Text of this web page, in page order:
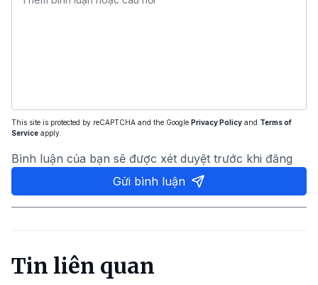
This site is protected by reCAPTCHA and the Google Privacy Policy and Terms of
Service apply.
Bình luận của bạn sẽ được xét duyệt trước khi đăng
Gửi bình luận
Tin liên quan